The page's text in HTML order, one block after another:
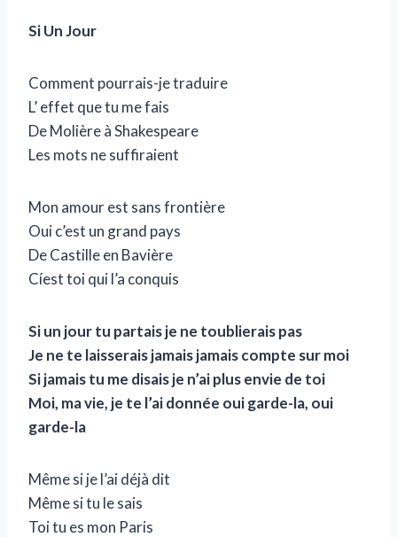
a
d
i
o
Si Un Jour
Comment pourrais-je traduire
L’ effet que tu me fais
De Molière à Shakespeare
Les mots ne suffiraient
Mon amour est sans frontière
Oui c’est un grand pays
De Castille en Bavière
Cíest toi qui l’a conquis
Si un jour tu partais je ne toublierais pas
Je ne te laisserais jamais jamais compte sur moi
Si jamais tu me disais je n’ai plus envie de toi
Moi, ma vie, je te l’ai donnée oui garde-la, oui
garde-la
Même si je l’ai déjà dit
Même si tu le sais
Toi tu es mon Paris